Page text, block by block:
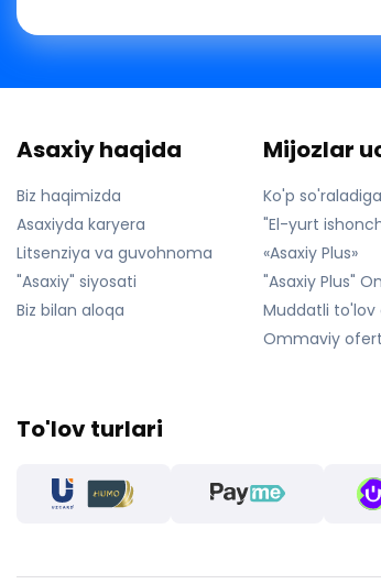
Asaxiy haqida
Biz haqimizda
Asaxiyda karyera
Litsenziya va guvohnoma
"Asaxiy" siyosati
Biz bilan aloqa
Mijozlar
Ko'p
"El-yurt
«Asaxiy Plus»
"Asaxiy Plus"
Muddatli to'lov
Ommaviy
To'lov turlari